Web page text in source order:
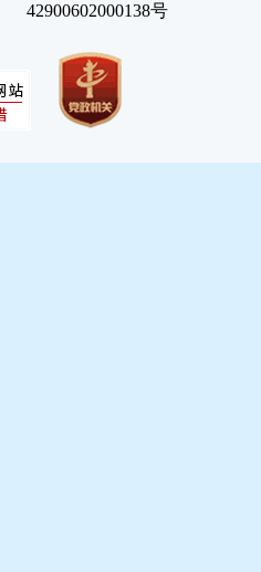
42900602000138号